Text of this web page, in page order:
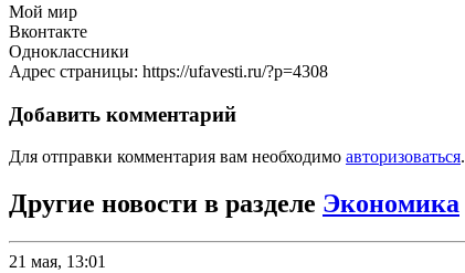
Мой мир
Вконтакте
Одноклассники
Адрес страницы: https://ufavesti.ru/?p=4308
Добавить комментарий
Для отправки комментария вам необходимо авторизоваться.
Другие новости в разделе Экономика
21 мая, 13:01